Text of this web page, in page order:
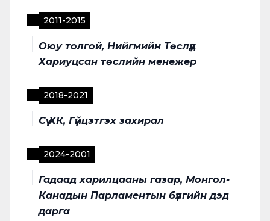
2011-2015
Оюу толгой, Нийгмийн Төслүүд
Хариуцсан төслийн менежер
2018-2021
Сүү ХК, Гүйцэтгэх захирал
2024-2001
Гадаад харилцааны газар, Монгол-
Канадын Парламентын бүлгийн дэд
дарга